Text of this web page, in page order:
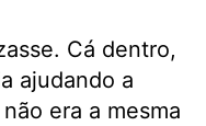
Cá dentro,
ajudando a
era a mesma